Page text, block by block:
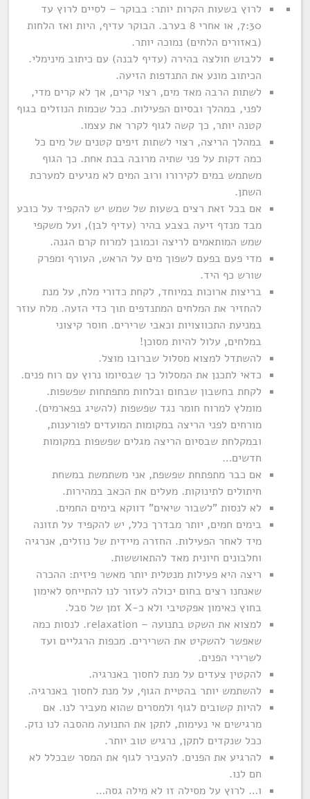
לרוץ בשעות הקרות יותר: בבוקר – לסיים לרוץ עד
7:30, או אחרי 8 בערב. הבוקר עדיף, היות ואז הלחות
(באזורים הלחים) נמוכה יותר.
ללבוש חולצה בהירה (עדיף לבנה) עם כיתוב מינימלי.
הכיתוב מונע את התנדפות הזיעה.
לשתות הרבה מאד מים, רצוי קרים, אך לא קרים מדי,
לפני, במהלך ובסיום הפעילות. ככל שכמות הנוזלים בגוף
קטנה יותר, כך קשה לגוף לקרר את עצמו.
במהלך הריצה, רצוי לשתות זיפים קטנים של מים כל
כמה דקות על פני שתיה מרובה בבת אחת. כך הגוף
משתמש במים לקירורו ורוב המים לא מגיעים למערכת
השתן.
אם בכל זאת רצים בשעות של שמש יש להקפיד על כובע
מבד מנדף זיעה בצבע בהיר (עדיף לבן), ועל משקפי
שמש המותאמים לריצה וכמובן למרוח קרם הגנה.
מדי פעם בפעם לשפוך מים על הראש, העורף ומפרק
שורש כף היד.
בריצות ארוכות במיוחד, לקחת כדורי מלח, על מנת
להחזיר את המלחים המתנדפים תוך כדי הזעה. מלח עוזר
במניעת התכווצויות וכאבי שרירים. חוסר קיצוני
במלחים, עלול להיות מסוכן!
להשתדל למצוא מסלול שברובו מוצל.
כדאי לתכנן את המסלול כך שבסיומו נרוץ עם רוח פנים.
לקחת בחשבון שבחום ובלחות מתפתחות שפשפות.
מומלץ למרוח חומר נגד שפשפות (להשיג בפארמים).
מורחים לפני הריצה במקומות המועדים לפורענות,
ובמקלחת שבסיום הריצה מגלים שפשפות במקומות
חדשים…
אם כבר מתפתחת שפשפת, אני משתמשת במשחת
חיתולים לתינוקות. מעלים את הכאב במהירות.
לא לנסות "לשבור שיאים" דווקא בימים החמים.
בימים חמים, יותר מבדרך כלל, יש להקפיד על תזונה
מיד לאחר הפעילות. החזרה מיידית של נוזלים, אנרגיה
וחלבונים חיונית מאד להתאוששות.
ריצה היא פעילות מנטלית יותר מאשר פיזית: ההכרה
שאנחנו רצים בחום יכולה לעזור לנו להתייחס לאימון
בחוץ כאימון אפקטיבי ולא כ-X זמן של סבל.
למצוא את השקט בתנועה – relaxation. לנסות כמה
שאפשר להשקיט את השרירים. מכפות הרגליים ועד
לשרירי הפנים.
להקטין צעדים על מנת לחסוך באנרגיה.
להשתמש יותר בהטיית הגוף, על מנת לחסוך באנרגיה.
להיות קשובים לגוף ולמסרים שהוא מעביר לנו. אם
מרגישים אי נעימות, לתקן את התנועה מהסבה לנו נזק.
ככל שנקדים לתקן, נרגיש טוב יותר.
להרגיע את הפנים. להעביר לגוף את המסר שבכלל לא
חם לנו.
ו… לרוץ על מסילה זו לא מילה גסה…